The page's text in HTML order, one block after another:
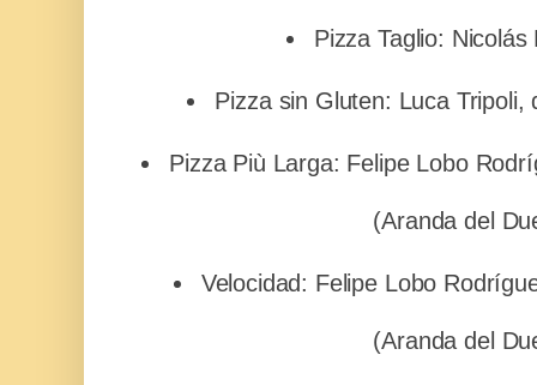
Pizza Taglio: Nicolás
Pizza sin Gluten: Luca Tripoli,
Pizza Più Larga: Felipe Lobo
(Aranda del
Velocidad: Felipe Lobo
(Aranda del